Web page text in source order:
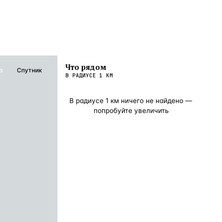
Спутник Что рядом
В РАДИУСЕ 1 КМ
В радиусе 1 км ничего не найдено —
попробуйте увеличить